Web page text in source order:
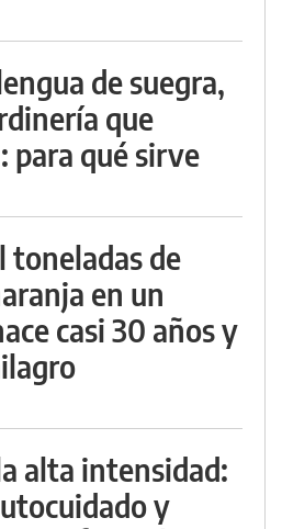
de suegra,
que
para qué sirve
toneladas de
en un
casi 30 años y
alta intensidad:
y